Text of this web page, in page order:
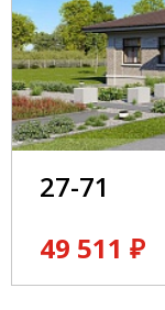
27-71
49 511 ₽